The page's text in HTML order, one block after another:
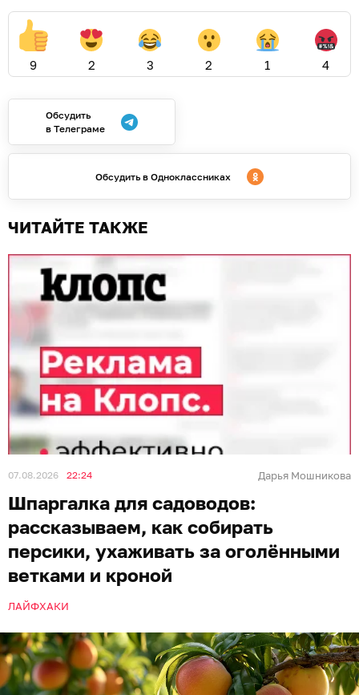
9 2 3 2 1 4
Обсудить
в Телеграме
Обсудить в Одноклассниках
ЧИТАЙТЕ ТАКЖЕ
07.08.2026 22:24 Дарья Мошникова
Шпаргалка для садоводов:
рассказываем, как собирать
персики, ухаживать за оголёнными
ветками и кроной
ЛАЙФХАКИ